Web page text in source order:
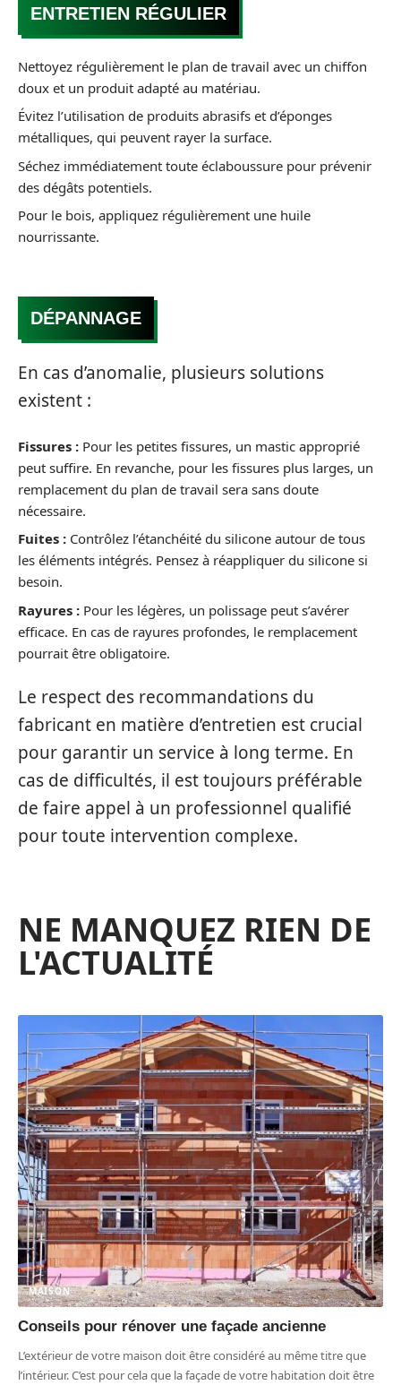
ENTRETIEN RÉGULIER
Nettoyez régulièrement le plan de travail avec un chiffon
doux et un produit adapté au matériau.
Évitez l’utilisation de produits abrasifs et d’éponges
métalliques, qui peuvent rayer la surface.
Séchez immédiatement toute éclaboussure pour prévenir
des dégâts potentiels.
Pour le bois, appliquez régulièrement une huile
nourrissante.
DÉPANNAGE
En cas d’anomalie, plusieurs solutions
existent :
Fissures : Pour les petites fissures, un mastic approprié
peut suffire. En revanche, pour les fissures plus larges, un
remplacement du plan de travail sera sans doute
nécessaire.
Fuites : Contrôlez l’étanchéité du silicone autour de tous
les éléments intégrés. Pensez à réappliquer du silicone si
besoin.
Rayures : Pour les légères, un polissage peut s’avérer
efficace. En cas de rayures profondes, le remplacement
pourrait être obligatoire.
Le respect des recommandations du
fabricant en matière d’entretien est crucial
pour garantir un service à long terme. En
cas de difficultés, il est toujours préférable
de faire appel à un professionnel qualifié
pour toute intervention complexe.
NE MANQUEZ RIEN DE
L'ACTUALITÉ
MAISON
Conseils pour rénover une façade ancienne
L’extérieur de votre maison doit être considéré au même titre que
l’intérieur. C’est pour cela que la façade de votre habitation doit être